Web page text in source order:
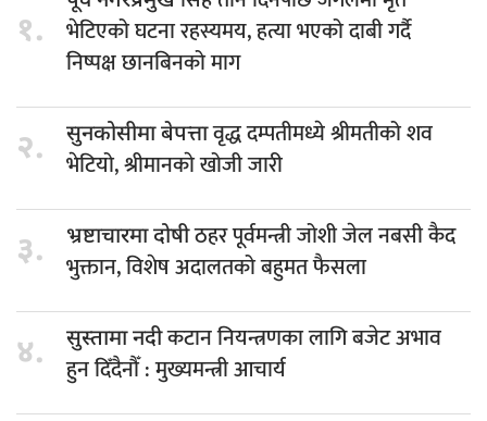
१.
भेटिएको घटना रहस्यमय, हत्या भएको दाबी गर्दै
निष्पक्ष छानबिनको माग
२. सुनकोसीमा बेपत्तावृद्ध दम्पतीमध्ये श्रीमतीको शव
भेटियो, श्रीमानकाे खोजी जारी
३. भ्रष्टाचारमा दोषीठहर पूर्वमन्त्री जोशी जेल नबसी कैद
भुक्तान, विशेष अदालतको बहुमत फैसला
४. सुस्तामा नदीकटान नियन्त्रणका लागि बजेट अभाव
हुन दिँदैनौँ : मुख्यमन्त्री आचार्य